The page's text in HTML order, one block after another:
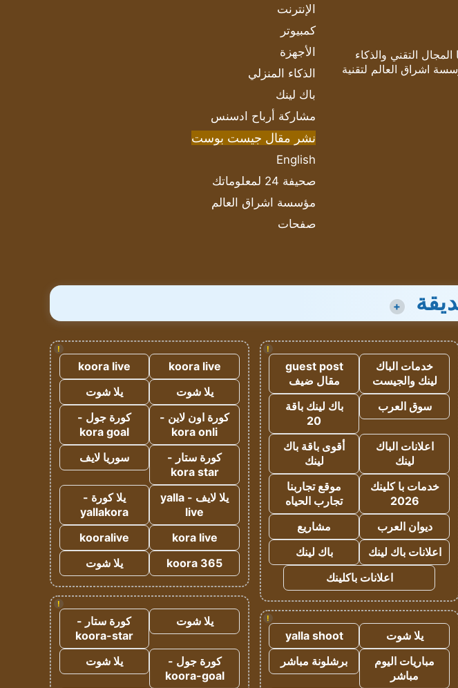
التقني والذكاء
اشراق العالم لتقنية
الإنترنت
كمبيوتر
الأجهزة
الذكاء المنزلي
باك لينك
مشاركة أرباح ادسنس
نشر مقال جيست بوست
English
صحيفة 24 لمعلوماتك
مؤسسة اشراق العالم
صفحات
+
!
خدمات الباك
لينك والجيست
guest post
مقال ضيف
سوق العرب
باك لينك باقة
20
اعلانات الباك
لينك
أقوى باقة باك
لينك
خدمات با كلينك
2026
موقع تجاربنا
تجارب الحياه
ديوان العرب
مشاريع
اعلانات باك لينك
باك لينك
اعلانات باكلينك
!
يلا شوت
yalla shoot
مباريات اليوم
مباشر
برشلونة مباشر
!
koora live
koora live
يلا شوت
يلا شوت
كورة اون لاين -
kora onli
كورة جول -
kora goal
كورة ستار -
kora star
سوريا لايف
يلا لايف - yalla
live
يلا كورة -
yallakora
kora live
kooralive
koora 365
يلا شوت
!
يلا شوت
كورة ستار -
koora-star
كورة جول -
koora-goal
يلا شوت